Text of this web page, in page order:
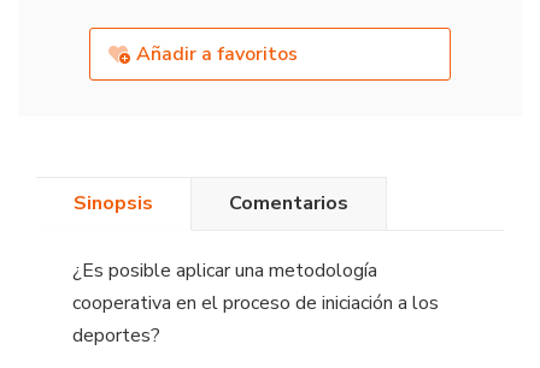
Añadir a favoritos
Sinopsis Comentarios
¿Es posible aplicar una metodología
cooperativa en el proceso de iniciación a los
deportes?